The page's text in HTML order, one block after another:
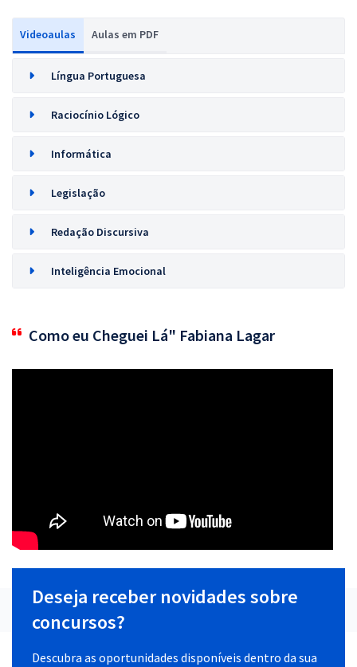
Videoaulas Aulas em PDF
Língua Portuguesa
Raciocínio Lógico
Informática
Legislação
Redação Discursiva
Inteligência Emocional
Como eu Cheguei Lá" Fabiana Lagar
Deseja receber novidades sobre
concursos?
Descubra as oportunidades disponíveis dentro da sua